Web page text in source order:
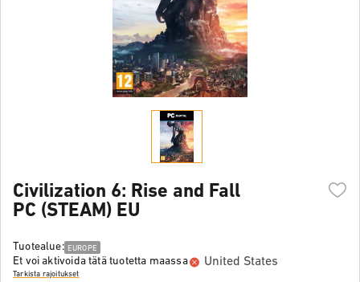
Civilization 6: Rise and Fall
PC (STEAM) EU
Tuotealue: EUROPE
Et voi aktivoida tätä tuotetta maassa United States
Tarkista rajoitukset